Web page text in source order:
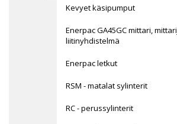
Kevyet käsipumput
Enerpac GA45GC mittari,
liitinyhdistelmä
Enerpac letkut
RSM - matalat sylinterit
RC - perussylinterit